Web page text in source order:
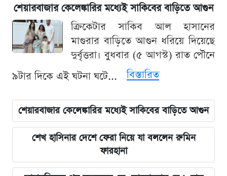
শেয়ারবাজার কেলেঙ্কারির মধ্যেই সাকিবের বাড়িতে আগুন
ক্রিকেটার সাকিব আল হাসানের
মাগুরার বাড়িতে আগুন ধরিয়ে দিয়েছে
দুর্বৃত্তরা। বুধবার (৫ আগস্ট) রাত পৌনে
৯টার দিকে এই ঘটনা ঘটে...
বিস্তারিত
শেয়ারবাজার কেলেঙ্কারির মধ্যেই সাকিবের বাড়িতে আগুন
শেখ হাসিনার দেশে ফেরা নিয়ে যা বললেন রুমিন
ফারহানা